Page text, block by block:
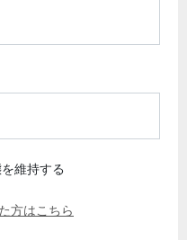
維持する
方はこちら